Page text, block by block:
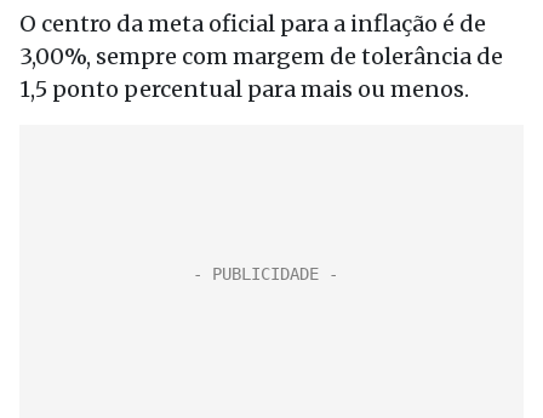
O centro da meta oficial para a inflação é de
3,00%, sempre com margem de tolerância de
1,5 ponto percentual para mais ou menos.